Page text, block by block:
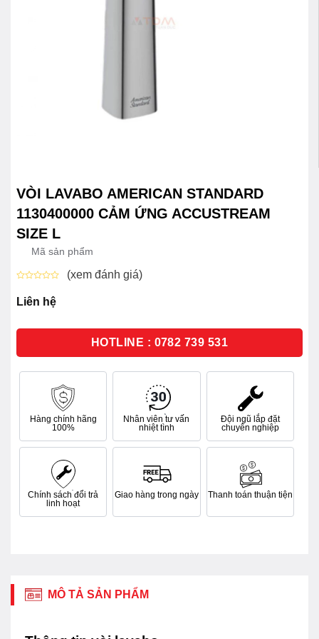
VÒI LAVABO AMERICAN STANDARD
1130400000 CẢM ỨNG ACCUSTREAM
SIZE L
Mã sản phẩm
xếp
hạng
sao
(xem đánh giá)
Liên hệ
HOTLINE : 0782 739 531
Hàng chính hãng
100%
Nhân viên tư vấn
nhiệt tình
Đội ngũ lắp đặt
chuyên nghiệp
Chính sách đổi trả
linh hoạt
Giao hàng trong ngày Thanh toán thuận tiện
MÔ TẢ SẢN PHẨM